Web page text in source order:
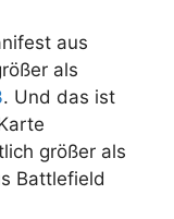
aus
als
. Und das ist
größer als
Battlefield